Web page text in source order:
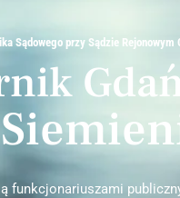
Sądowego przy Sądzie
funkcjonariuszami